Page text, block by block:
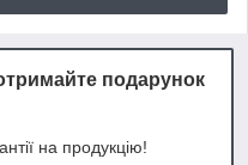
подарунок
на продукцію!